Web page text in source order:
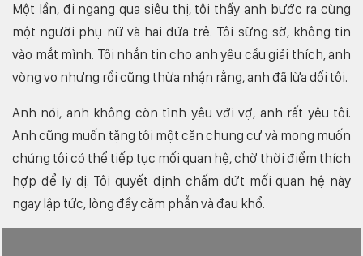
Một lần, đi ngang qua siêu thị, tôi thấy anh bước ra cùng
một người phụ nữ và hai đứa trẻ. Tôi sững sờ, không tin
vào mắt mình. Tôi nhắn tin cho anh yêu cầu giải thích, anh
vòng vo nhưng rồi cũng thừa nhận rằng, anh đã lừa dối tôi.
Anh nói, anh không còn tình yêu với vợ, anh rất yêu tôi.
Anh cũng muốn tặng tôi một căn chung cư và mong muốn
chúng tôi có thể tiếp tục mối quan hệ, chờ thời điểm thích
hợp để ly dị. Tôi quyết định chấm dứt mối quan hệ này
ngay lập tức, lòng đầy căm phẫn và đau khổ.